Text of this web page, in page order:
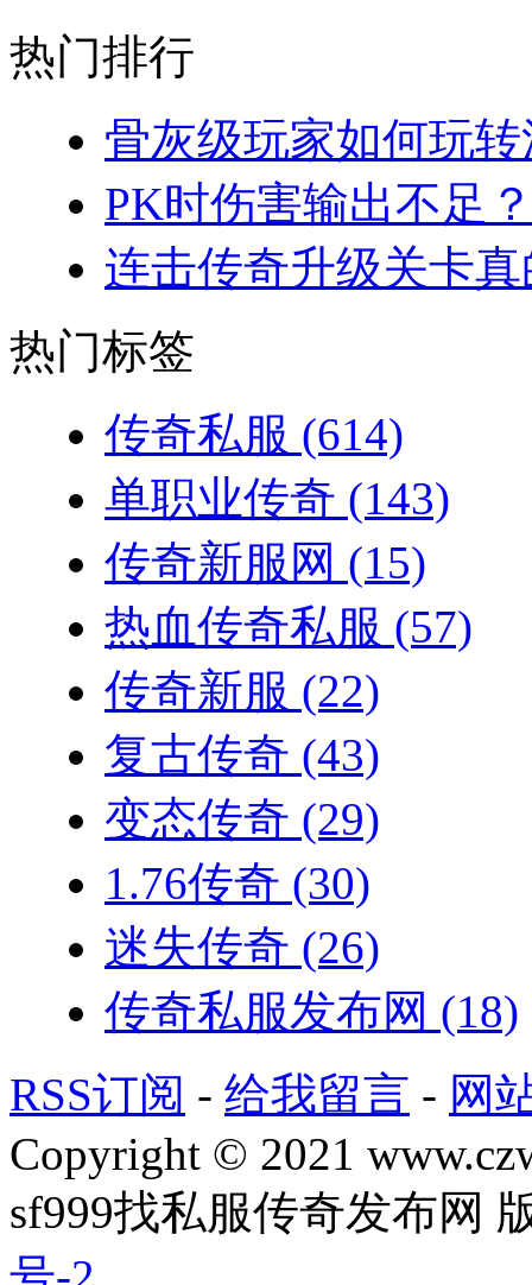
热门排行
骨灰级玩家如何玩
PK时伤害输出不足
连击传奇升级关卡
热门标签
传奇私服 (614)
单职业传奇 (143)
传奇新服网 (15)
热血传奇私服 (57)
传奇新服 (22)
复古传奇 (43)
变态传奇 (29)
1.76传奇 (30)
迷失传奇 (26)
传奇私服发布网 (18)
RSS订阅 - 给我留言 - 网
Copyright © 2021
sf999找私服传奇发布网